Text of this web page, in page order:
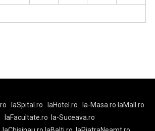
laSpital.ro laHotel.ro la-Masa.ro laMall.ro
laFacultate.ro
la-Suceava.ro